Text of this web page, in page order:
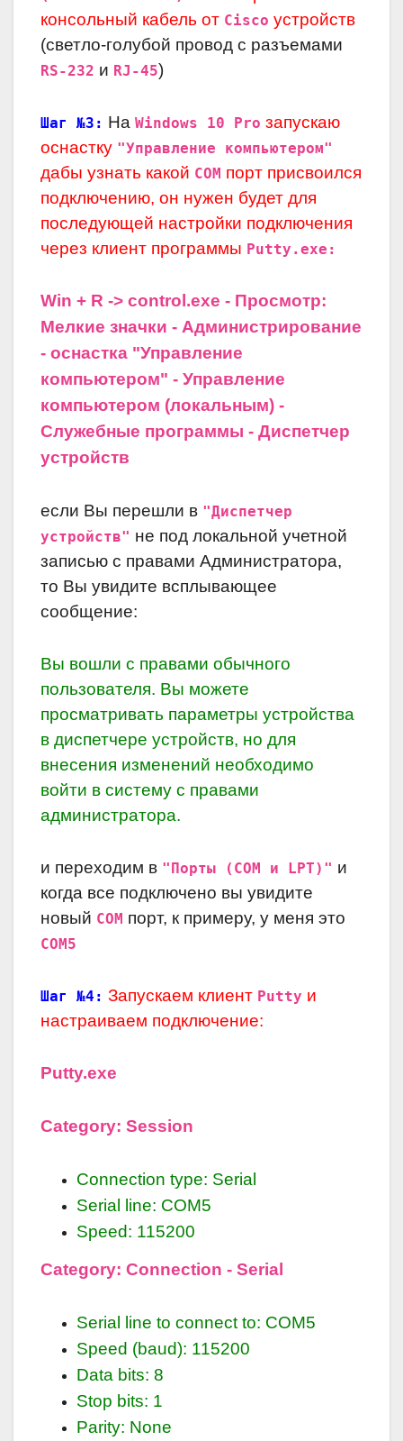
консольный кабель от Cisco устройств
(светло-голубой провод с разъемами
RS-232 и RJ-45)
Шаг №3: На Windows 10 Pro запускаю
оснастку "Управление компьютером"
дабы узнать какой COM порт присвоился
подключению, он нужен будет для
последующей настройки подключения
через клиент программы Putty.exe:
Win + R -> control.exe - Просмотр:
Мелкие значки - Администрирование
- оснастка "Управление
компьютером" - Управление
компьютером (локальным) -
Служебные программы - Диспетчер
устройств
если Вы перешли в "Диспетчер
устройств" не под локальной учетной
записью с правами Администратора,
то Вы увидите всплывающее
сообщение:
Вы вошли с правами обычного
пользователя. Вы можете
просматривать параметры устройства
в диспетчере устройств, но для
внесения изменений необходимо
войти в систему с правами
администратора.
и переходим в "Порты (COM и LPT)" и
когда все подключено вы увидите
новый COM порт, к примеру, у меня это
COM5
Шаг №4: Запускаем клиент Putty и
настраиваем подключение:
Putty.exe
Category: Session
Connection type: Serial
Serial line: COM5
Speed: 115200
Category: Connection - Serial
Serial line to connect to: COM5
Speed (baud): 115200
Data bits: 8
Stop bits: 1
Parity: None